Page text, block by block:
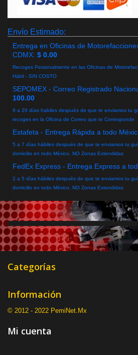
Envío Estimado:
Entrega en Oficinas de
CDMX: $ 0.00
Recoges Personalmente en las Oficinas de
Hábil - SIN COSTO
SEPOMEX - Correo Registrado
100.00
9 a 20 días habiles después de que te enviamos tu
recoges en la Oficina de Correo que te Corresponde
Estafeta - Entrega Rápida a todo
5 a 7 días hábiles después de que te enviamos tu
domicilio en todo México, NO Zonas Extendidas
FedEx Express - Entrega Express a
2 a 5 días hábiles después de que te enviamos tu
domicilio en todo México, NO Zonas Extendidas
Categorías
Información
© 2012 - 2022 PemiNet.Mx
Mi cuenta